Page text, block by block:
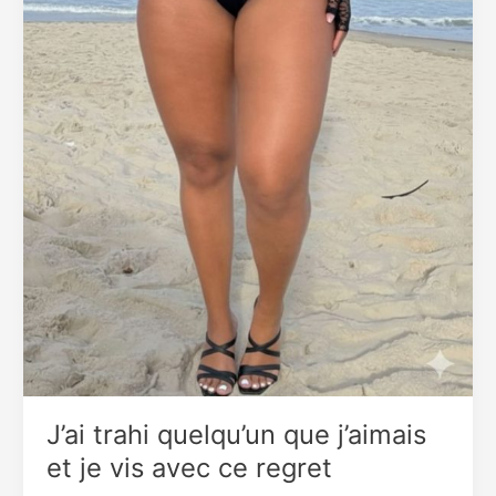
contrôle
financier
exercé
par
son
frère
J’ai trahi quelqu’un que j’aimais
et je vis avec ce regret